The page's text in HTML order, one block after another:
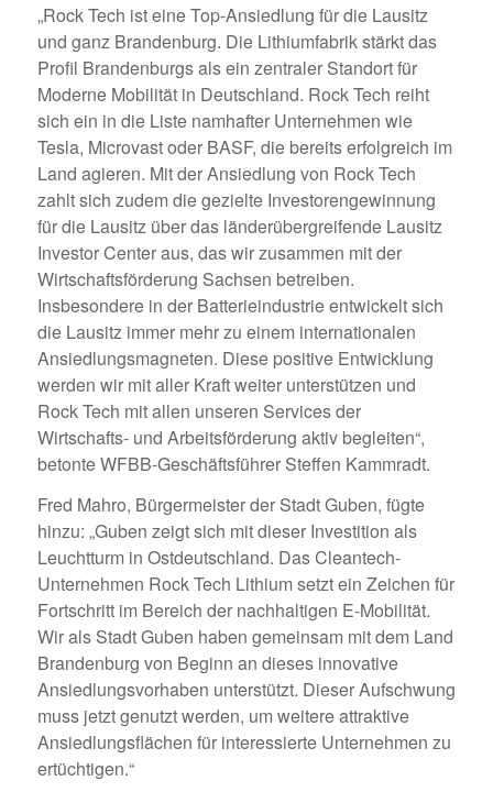
„Rock Tech ist eine Top-Ansiedlung für die Lausitz
und ganz Brandenburg. Die Lithiumfabrik stärkt das
Profil Brandenburgs als ein zentraler Standort für
Moderne Mobilität in Deutschland. Rock Tech reiht
sich ein in die Liste namhafter Unternehmen wie
Tesla, Microvast oder BASF, die bereits erfolgreich im
Land agieren. Mit der Ansiedlung von Rock Tech
zahlt sich zudem die gezielte Investorengewinnung
für die Lausitz über das länderübergreifende Lausitz
Investor Center aus, das wir zusammen mit der
Wirtschaftsförderung Sachsen betreiben.
Insbesondere in der Batterieindustrie entwickelt sich
die Lausitz immer mehr zu einem internationalen
Ansiedlungsmagneten. Diese positive Entwicklung
werden wir mit aller Kraft weiter unterstützen und
Rock Tech mit allen unseren Services der
Wirtschafts- und Arbeitsförderung aktiv begleiten“,
betonte WFBB-Geschäftsführer Steffen Kammradt.
Fred Mahro, Bürgermeister der Stadt Guben, fügte
hinzu: „Guben zeigt sich mit dieser Investition als
Leuchtturm in Ostdeutschland. Das Cleantech-
Unternehmen Rock Tech Lithium setzt ein Zeichen für
Fortschritt im Bereich der nachhaltigen E-Mobilität.
Wir als Stadt Guben haben gemeinsam mit dem Land
Brandenburg von Beginn an dieses innovative
Ansiedlungsvorhaben unterstützt. Dieser Aufschwung
muss jetzt genutzt werden, um weitere attraktive
Ansiedlungsflächen für interessierte Unternehmen zu
ertüchtigen.“